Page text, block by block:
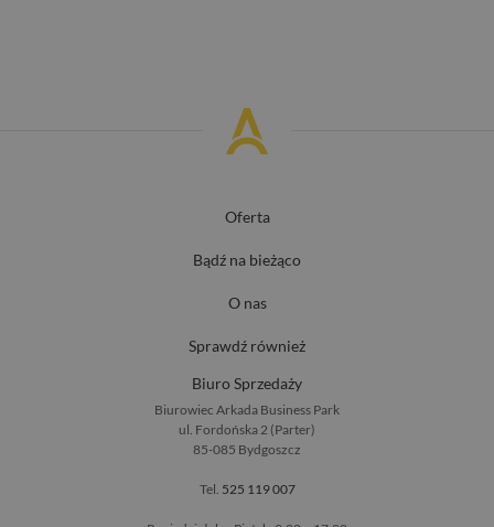
Oferta
Bądź na bieżąco
O nas
Sprawdź również
Biuro Sprzedaży
Biurowiec Arkada Business Park
ul. Fordońska 2 (Parter)
85-085 Bydgoszcz
Tel. 525 119 007